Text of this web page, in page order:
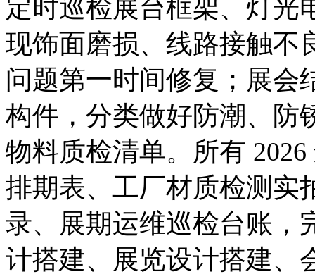
定时巡检展台框架、灯光
现饰面磨损、线路接触不
问题第一时间修复；展会
构件，分类做好防潮、防
物料质检清单。所有
排期表、工厂材质检测实
录、展期运维巡检台账，
计搭建、展览设计搭建、